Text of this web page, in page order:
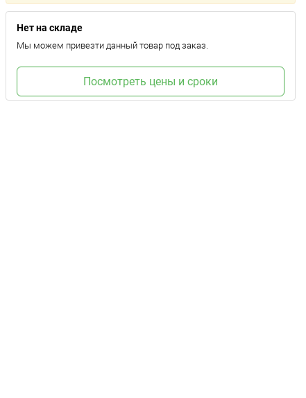
Нет на складе
Мы можем привезти данный товар под заказ.
Посмотреть цены и сроки